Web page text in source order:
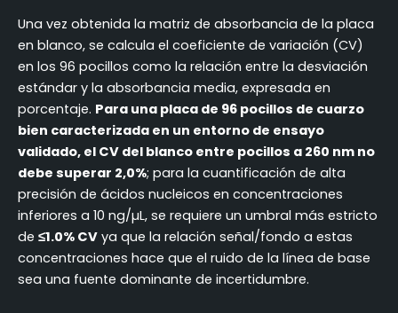
Una vez obtenida la matriz de absorbancia de la placa
en blanco, se calcula el coeficiente de variación (CV)
en los 96 pocillos como la relación entre la desviación
estándar y la absorbancia media, expresada en
porcentaje. Para una placa de 96 pocillos de cuarzo
bien caracterizada en un entorno de ensayo
validado, el CV del blanco entre pocillos a 260 nm no
debe superar 2,0%; para la cuantificación de alta
precisión de ácidos nucleicos en concentraciones
inferiores a 10 ng/µL, se requiere un umbral más estricto
de ≤1.0% CV ya que la relación señal/fondo a estas
concentraciones hace que el ruido de la línea de base
sea una fuente dominante de incertidumbre.